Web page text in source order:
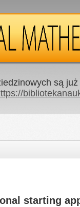
są
starting